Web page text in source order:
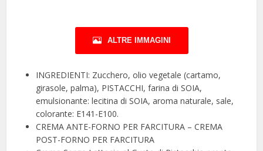
ALTRE IMMAGINI
INGREDIENTI: Zucchero, olio vegetale (cartamo,
girasole, palma), PISTACCHI, farina di SOIA,
emulsionante: lecitina di SOIA, aroma naturale, sale,
colorante: E141-E100.
CREMA ANTE-FORNO PER FARCITURA – CREMA
POST-FORNO PER FARCITURA